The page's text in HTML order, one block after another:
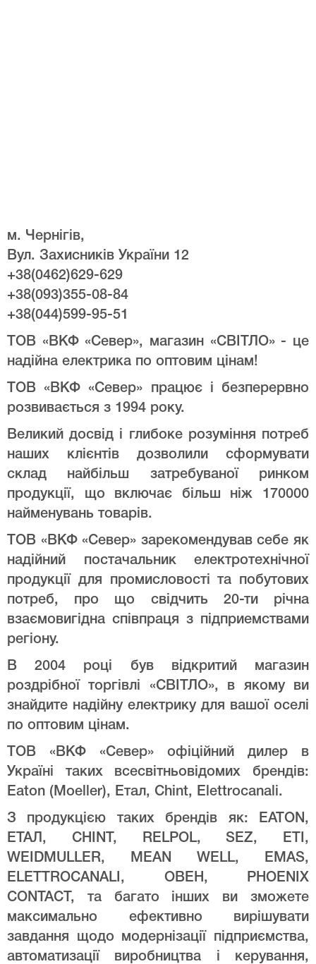
м. Чернігів,
Вул. Захисників України 12
+38(0462)629-629
+38(093)355-08-84
+38(044)599-95-51
ТОВ «ВКФ «Север», магазин «СВІТЛО» - це
надійна електрика по оптовим цінам!
ТОВ «ВКФ «Север» працює і безперервно
розвивається з 1994 року.
Великий досвід і глибоке розуміння потреб
наших клієнтів дозволили сформувати
склад найбільш затребуваної ринком
продукції, що включає більш ніж 170000
найменувань товарів.
ТОВ «ВКФ «Север» зарекомендував себе як
надійний постачальник електротехнічної
продукції для промисловості та побутових
потреб, про що свідчить 20-ти річна
взаємовигідна співпраця з підприемствами
регіону.
В 2004 році був відкритий магазин
роздрібної торгівлі «СВІТЛО», в якому ви
знайдите надійну електрику для вашої оселі
по оптовим цінам.
ТОВ «ВКФ «Север» офіційний дилер в
Україні таких всесвітньовідомих брендів:
Eaton (Moeller), Етал, Chint, Elettrocanali.
З продукцією таких брендів як: EATON,
ЕТАЛ, CHINT, RELPOL, SEZ, ETI,
WEIDMULLER, MEAN WELL, EMAS,
ELETTROCANALI, ОВЕН, PHOENIX
CONTACT, та багато інших ви зможете
максимально ефективно вирішувати
завдання щодо модернізації підприємства,
автоматизації виробництва і керування,